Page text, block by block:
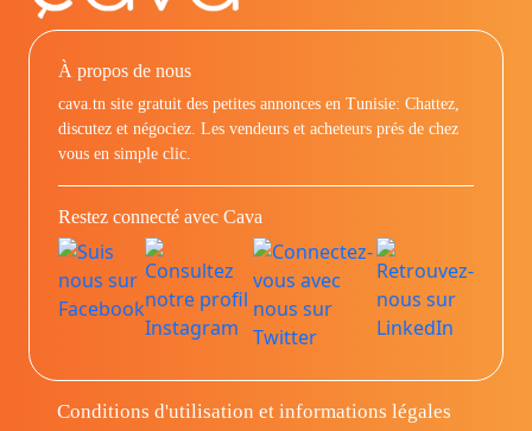
À propos de nous
cava.tn site gratuit des petites annonces en Tunisie: Chattez,
discutez et négociez. Les vendeurs et acheteurs prés de chez
vous en simple clic.
Restez connecté avec Cava
Conditions d'utilisation et informations légales